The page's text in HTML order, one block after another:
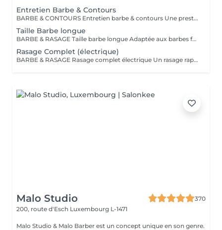
Entretien Barbe & Contours
BARBE & CONTOURS Entretien barbe & contours Une prestation idéale pour entretenir votre barbe et lui donner une forme nette et soignée. Cyril redéfinit les contours avec précision et travaille la longueur pour un résultat harmonieux. Finition aux ciseaux et à la tondeuse. Bienvenue dans notre espace Barber avec Cyril, notre expert barbier Nous accueillons notre clientèle masculine dans un espace Barber élégant et moderne, où Cyril, notre barbier, met son expertise au service de votre style. Que ce soit pour une coupe de cheveux impeccable ou un soin de barbe sur mesure, chaque prestation est réalisée avec précision et savoir-faire, dans une ambiance conviviale et raffinée.
Taille Barbe longue
BARBE & RASAGE Taille barbe longue Adaptée aux barbes fournies et longues, cette prestation permet d'équilibrer les volumes et de structurer votre barbe tout en respectant votre style. La coupe est réalisée aux ciseaux et à la tondeuse, avec des soins spécifiques pour nourrir et discipliner le poil. Bienvenue dans notre espace Barber avec Cyril, notre expert barbier Nous accueillons notre clientèle masculine dans un espace Barber élégant et moderne, où Cyril, notre barbier, met son expertise au service de votre style. Que ce soit pour une coupe de cheveux impeccable ou un soin de barbe sur mesure, chaque prestation est réalisée avec précision et savoir-faire, dans une ambiance conviviale et raffinée.
Rasage Complet (électrique)
BARBE & RASAGE Rasage complet électrique Un rasage rapide et efficace réalisé à la tondeuse et à la shavette électrique, idéal pour un look soigné et sans irritation. Bienvenue dans notre espace Barber avec Cyril, notre expert barbier Nous accueillons notre clientèle masculine dans un espace Barber élégant et moderne, où Cyril, notre barbier, met son expertise au service de votre style. Que ce soit pour une coupe de cheveux impeccable ou un soin de barbe sur mesure, chaque prestation est réalisée avec précision et savoir-faire, dans une ambiance conviviale et raffinée.
Malo Studio
370
200, route d'Esch Luxembourg L-1471
Malo Studio & Malo Barber est un concept unique en son genre.